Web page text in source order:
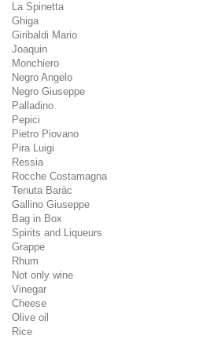
La Spinetta
Ghiga
Giribaldi Mario
Joaquin
Monchiero
Negro Angelo
Negro Giuseppe
Palladino
Pepici
Pietro Piovano
Pira Luigi
Ressia
Rocche Costamagna
Tenuta Baràc
Gallino Giuseppe
Bag in Box
Spirits and Liqueurs
Grappe
Rhum
Not only wine
Vinegar
Cheese
Olive oil
Rice